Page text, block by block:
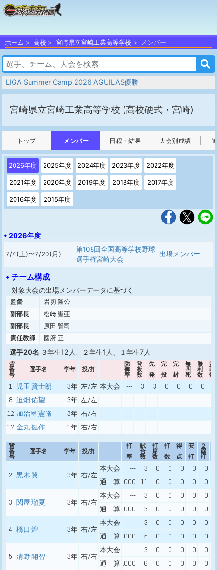
ホーム 高校 宮崎県立宮崎工業高等学校 メンバー
LIGA Summer Camp 2026 AGUILAS優勝
宮崎県立宮崎工業高等学校 (高校硬式・宮崎)
トップ メンバー 日程・結果 大会別成績
2026年度 2025年度 2024年度 2023年度 2022年度
2021年度 2020年度 2019年度 2018年度 2017年度
2016年度 2015年度
• 2026年度
7/4(土)〜7/20(月)
第108回全国高等学校野球
選手権宮崎大会
出場メンバー
• チーム構成
対象大会の出場メンバーデータに基づく
監督
岩切 隆公
副部長
松﨑 聖亜
副部長
原田 賢司
責任教師
國府 正
選手20名 ３年生12人、２年生1人、１年生7人
背
番
号
選手名 学年 投/打
防
御
率
登
板
数
先
発
完
投
完
封
無
四
死
勝
利
数
敗
戦
数
1 児玉 賢士朗 3年 左/左 本大会 --- 3 3 0 0 0 0
8 迫畑 佑望 3年 左/左
12 加治屋 憲脩 3年 右/右
17 金丸 健作 1年 右/右
背
番
号
選手名 学年 投/打
打
率
試
合
数
打
席
数
打
数
得
点
安
打
２
塁
打
2 黒木 翼 3年 右/左
本大会 --- 3 0 0 0 0 0
通 算 .000 11 0 0 0 0 0
3 関屋 瑠夏 3年 右/右
本大会 --- 3 0 0 0 0 0
通 算 .000 3 0 0 0 0 0
4 橋口 煌 3年 右/左
本大会 --- 3 0 0 0 0 0
通 算 .000 5 0 0 0 0 0
5 清野 開智 3年 右/右
本大会 --- 3 0 0 0 0 0
通 算 .000 6 0 0 0 0 0